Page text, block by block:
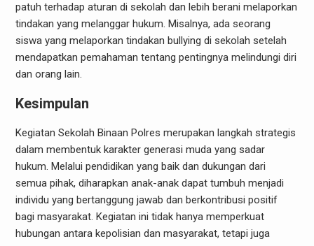
patuh terhadap aturan di sekolah dan lebih berani melaporkan
tindakan yang melanggar hukum. Misalnya, ada seorang
siswa yang melaporkan tindakan bullying di sekolah setelah
mendapatkan pemahaman tentang pentingnya melindungi diri
dan orang lain.
Kesimpulan
Kegiatan Sekolah Binaan Polres merupakan langkah strategis
dalam membentuk karakter generasi muda yang sadar
hukum. Melalui pendidikan yang baik dan dukungan dari
semua pihak, diharapkan anak-anak dapat tumbuh menjadi
individu yang bertanggung jawab dan berkontribusi positif
bagi masyarakat. Kegiatan ini tidak hanya memperkuat
hubungan antara kepolisian dan masyarakat, tetapi juga